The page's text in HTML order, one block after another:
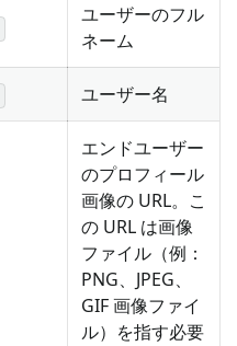
ユーザーのフル
ネーム
ユーザー名
エンドユーザー
のプロフィール
画像の URL。こ
の URL は画像
ファイル（例：
PNG、JPEG、
GIF 画像ファイ
ル）を指す必要